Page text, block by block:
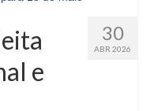
30
ABR 2026
e